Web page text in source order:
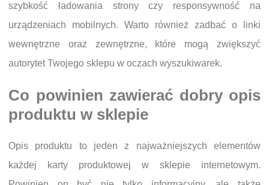
szybkość ładowania strony czy responsywność na
urządzeniach mobilnych. Warto również zadbać o linki
wewnętrzne oraz zewnętrzne, które mogą zwiększyć
autorytet Twojego sklepu w oczach wyszukiwarek.
Co powinien zawierać dobry opis
produktu w sklepie
Opis produktu to jeden z najważniejszych elementów
każdej karty produktowej w sklepie internetowym.